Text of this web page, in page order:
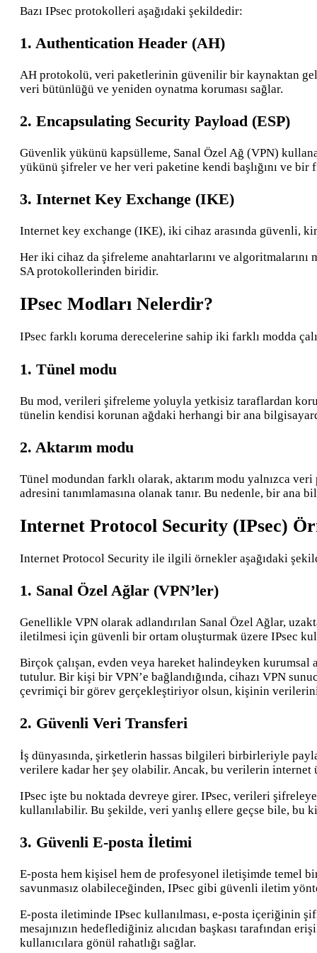
Bazı IPsec protokolleri aşağıdaki şekildedir:
1. Authentication Header (AH)
AH protokolü, veri paketlerinin güvenilir bir kaynaktan
veri bütünlüğü ve yeniden oynatma koruması sağlar.
2. Encapsulating Security Payload (ESP)
Güvenlik yükünü kapsülleme, Sanal Özel Ağ (VPN)
yükünü şifreler ve her veri paketine kendi başlığını ve bir
3. Internet Key Exchange (IKE)
Internet key exchange (IKE), iki cihaz arasında güvenli,
Her iki cihaz da şifreleme anahtarlarını ve
SA protokollerinden biridir.
IPsec Modları Nelerdir?
IPsec farklı koruma derecelerine sahip iki farklı modda
1. Tünel modu
Bu mod, verileri şifreleme yoluyla yetkisiz taraflardan
tünelin kendisi korunan ağdaki herhangi bir ana
2. Aktarım modu
Tünel modundan farklı olarak, aktarım modu yalnızca
adresini tanımlamasına olanak tanır. Bu nedenle, bir
Internet Protocol Security (IPsec)
Internet Protocol Security ile ilgili örnekler aşağıdaki
1. Sanal Özel Ağlar (VPN’ler)
Genellikle VPN olarak adlandırılan Sanal Özel Ağlar,
iletilmesi için güvenli bir ortam oluşturmak üzere IPsec
Birçok çalışan, evden veya hareket halindeyken
tutulur. Bir kişi bir VPN’e bağlandığında, cihazı VPN
çevrimiçi bir görev gerçekleştiriyor olsun, kişinin
2. Güvenli Veri Transferi
İş dünyasında, şirketlerin hassas bilgileri birbirleriyle
verilere kadar her şey olabilir. Ancak, bu verilerin
IPsec işte bu noktada devreye girer. IPsec, verileri
kullanılabilir. Bu şekilde, veri yanlış ellere geçse bile, bu
3. Güvenli E-posta İletimi
E-posta hem kişisel hem de profesyonel iletişimde temel
savunmasız olabileceğinden, IPsec gibi güvenli iletim
E-posta iletiminde IPsec kullanılması, e-posta içeriğinin
mesajınızın hedeflediğiniz alıcıdan başkası tarafından
kullanıcılara gönül rahatlığı sağlar.